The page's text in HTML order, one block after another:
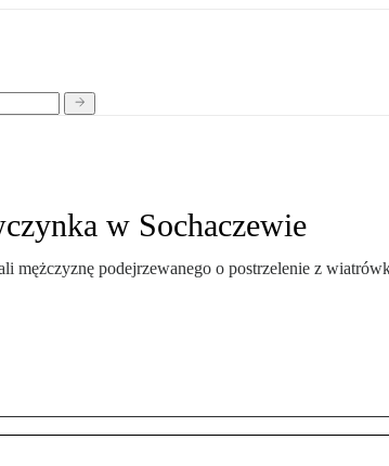
w Sochaczewie
mężczyznę podejrzewanego o postrzelenie z